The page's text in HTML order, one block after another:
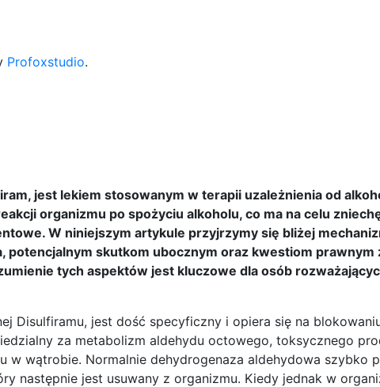
Profoxstudio.
jest lekiem stosowanym w terapii uzależnienia od
organizmu po spożyciu alkoholu, co ma na celu
W niniejszym artykule przyjrzymy się bliżej
potencjalnym skutkom ubocznym oraz kwestiom prawnym
tych aspektów jest kluczowe dla osób
Disulfiramu, jest dość specyficzny i opiera się na
za metabolizm aldehydu octowego, toksycznego
w wątrobie. Normalnie dehydrogenaza aldehydowa szybko
następnie jest usuwany z organizmu. Kiedy jednak w